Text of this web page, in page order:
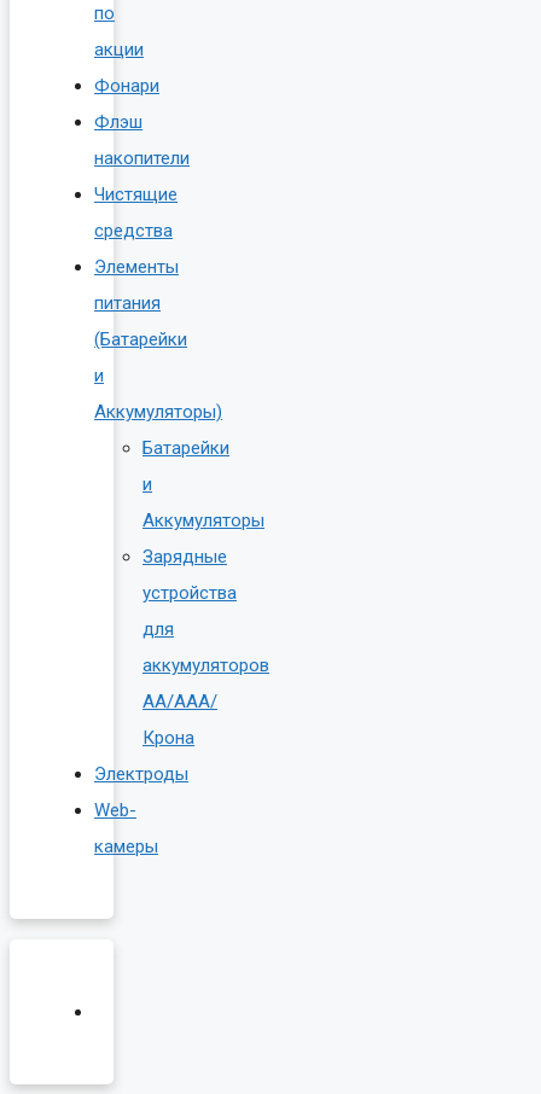
по
акции
Фонари
Флэш
накопители
Чистящие
средства
Элементы
питания
(Батарейки
и
Аккумуляторы)
Батарейки
и
Аккумуляторы
Зарядные
устройства
для
аккумуляторов
AA/AAA/
Крона
Электроды
Web-
камеры